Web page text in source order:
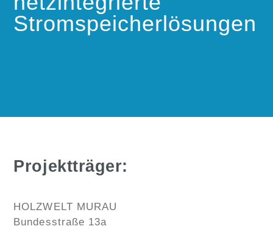
Stromspeicherlösungen
Projektträger:
HOLZWELT MURAU
Bundesstraße 13a